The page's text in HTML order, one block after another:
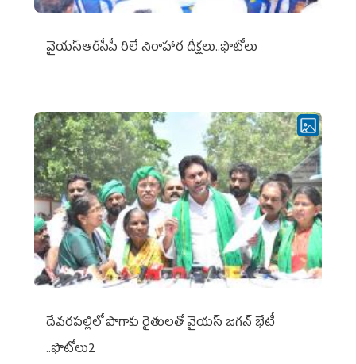
వైయ‌స్ఆర్‌సీపీ రిలే నిరాహార దీక్షలు..ఫొటోలు
దేవరపల్లిలో పొగాకు రైతులతో వైయస్ జగన్ భేటీ
..ఫొటోలు2